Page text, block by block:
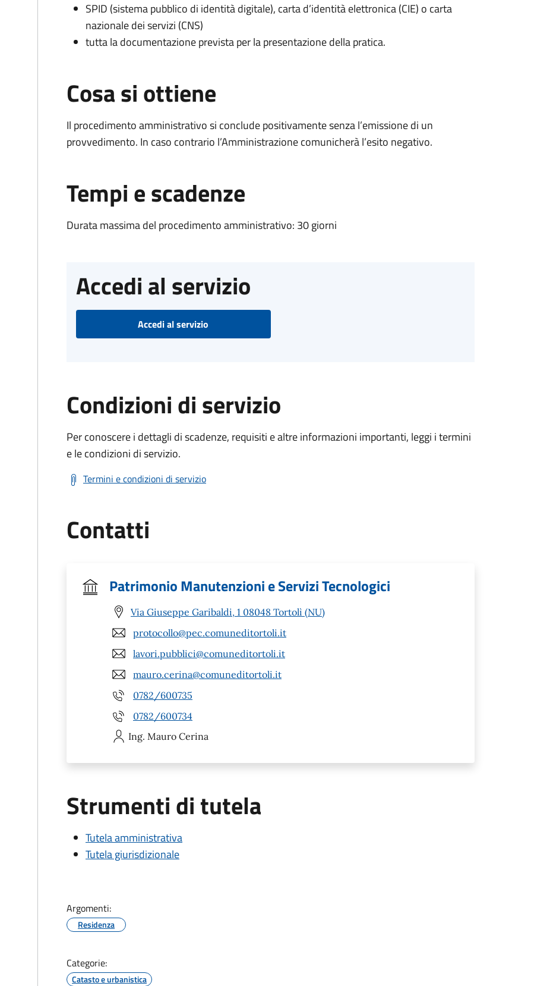
SPID (sistema pubblico di identità digitale), carta d’identità elettronica (CIE) o carta
nazionale dei servizi (CNS)
tutta la documentazione prevista per la presentazione della pratica.
Cosa si ottiene
Il procedimento amministrativo si conclude positivamente senza l’emissione di un
provvedimento. In caso contrario l’Amministrazione comunicherà l’esito negativo.
Tempi e scadenze
Durata massima del procedimento amministrativo: 30 giorni
Accedi al servizio
Accedi al servizio
Condizioni di servizio
Per conoscere i dettagli di scadenze, requisiti e altre informazioni importanti, leggi i termini
e le condizioni di servizio.
Termini e condizioni di servizio
Contatti
Patrimonio Manutenzioni e Servizi Tecnologici
Via Giuseppe Garibaldi, 1 08048 Tortolì (NU)
protocollo@pec.comuneditortoli.it
lavori.pubblici@comuneditortoli.it
mauro.cerina@comuneditortoli.it
0782/600735
0782/600734
Ing. Mauro Cerina
Strumenti di tutela
Tutela amministrativa
Tutela giurisdizionale
Argomenti:
Residenza
Categorie:
Catasto e urbanistica